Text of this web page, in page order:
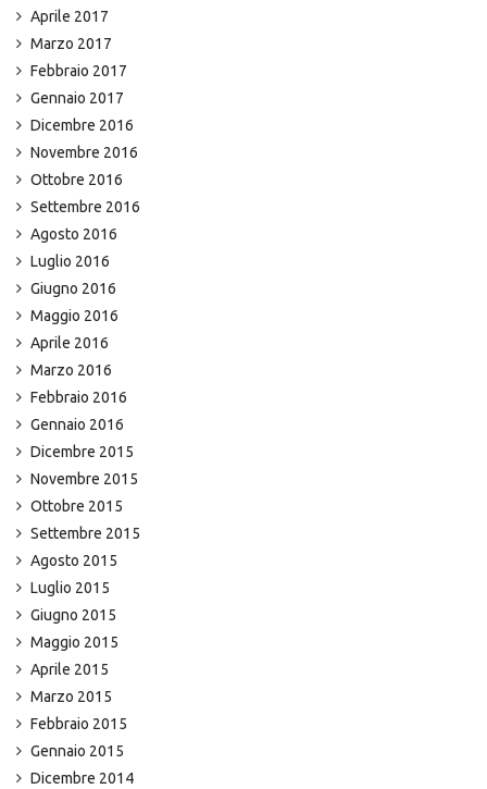
Aprile 2017
Marzo 2017
Febbraio 2017
Gennaio 2017
Dicembre 2016
Novembre 2016
Ottobre 2016
Settembre 2016
Agosto 2016
Luglio 2016
Giugno 2016
Maggio 2016
Aprile 2016
Marzo 2016
Febbraio 2016
Gennaio 2016
Dicembre 2015
Novembre 2015
Ottobre 2015
Settembre 2015
Agosto 2015
Luglio 2015
Giugno 2015
Maggio 2015
Aprile 2015
Marzo 2015
Febbraio 2015
Gennaio 2015
Dicembre 2014